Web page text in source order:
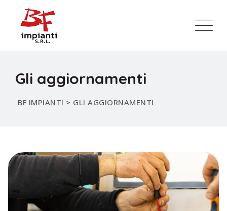
Gli aggiornamenti
BF IMPIANTI > GLI AGGIORNAMENTI